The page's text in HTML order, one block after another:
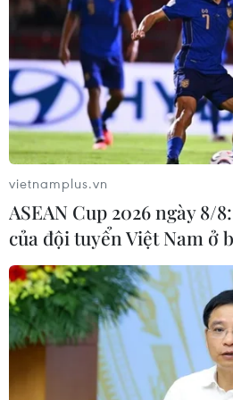
thuyết phục nhà đầu tư
rót vốn vào thị trường.
nước ngoài đã bắt đầu mua
những tuần đầu tiên của
Estaugh cho biết.
Trong báo cáo “Looking
của Công ty cổ phần Quản
cũng cho rằng, kinh tế Việt
được hỗ trợ bởi nhiều yếu tố
phục trong nhiều lĩnh vực.
Với triển vọng tăng trưởng
chí có thể vượt trên 7,5%,
tiếp tục thu hút dòng tiền
nay. Triển vọng kinh tế tươi
vietnamplus.vn
ASEAN Cup 2026 ngày 8/
của đội tuyển Việt Nam ở